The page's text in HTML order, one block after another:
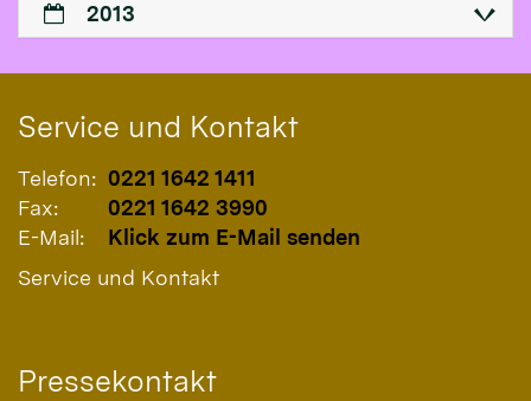
2013
Service und Kontakt
Telefon: 0221 1642 1411
Fax:
0221 1642 3990
E-Mail:
Klick zum E-Mail senden
Service und Kontakt
Pressekontakt